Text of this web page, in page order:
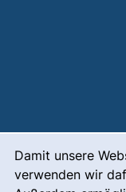
Damit unsere
verwenden wir